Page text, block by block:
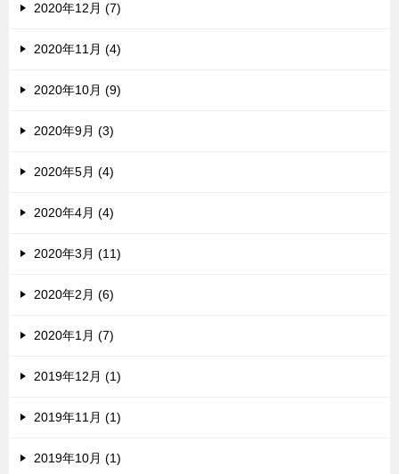
2020年12月 (7)
2020年11月 (4)
2020年10月 (9)
2020年9月 (3)
2020年5月 (4)
2020年4月 (4)
2020年3月 (11)
2020年2月 (6)
2020年1月 (7)
2019年12月 (1)
2019年11月 (1)
2019年10月 (1)